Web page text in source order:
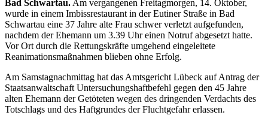
Bad Schwartau. Am vergangenen Freitagmorgen, 14. Oktober,
wurde in einem Imbissrestaurant in der Eutiner Straße in Bad
Schwartau eine 37 Jahre alte Frau schwer verletzt aufgefunden,
nachdem der Ehemann um 3.39 Uhr einen Notruf abgesetzt hatte.
Vor Ort durch die Rettungskräfte umgehend eingeleitete
Reanimationsmaßnahmen blieben ohne Erfolg.
Am Samstagnachmittag hat das Amtsgericht Lübeck auf Antrag der
Staatsanwaltschaft Untersuchungshaftbefehl gegen den 45 Jahre
alten Ehemann der Getöteten wegen des dringenden Verdachts des
Totschlags und des Haftgrundes der Fluchtgefahr erlassen.